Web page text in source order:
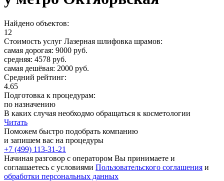
Найдено объектов:
12
Стоимость услуг Лазерная шлифовка шрамов:
самая дорогая: 9000 руб.
средняя: 4578 руб.
самая дешёвая: 2000 руб.
Средний рейтинг:
4.65
Подготовка к процедурам:
по назначению
В каких случая необходмо обращаться к косметологии
Читать
Поможем быстро подобрать компанию
и запишем вас на процедуры
+7 (499) 113-31-21
Начиная разговор с оператором Вы принимаете и
соглашаетесь с условиями Пользовательского соглашения и
обработки персональных данных